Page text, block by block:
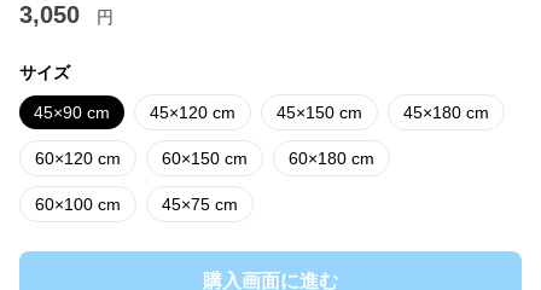
3,050 円
サイズ
45×90 cm 45×120 cm 45×150 cm 45×180 cm
60×120 cm 60×150 cm 60×180 cm
60×100 cm 45×75 cm
購入画面に進む